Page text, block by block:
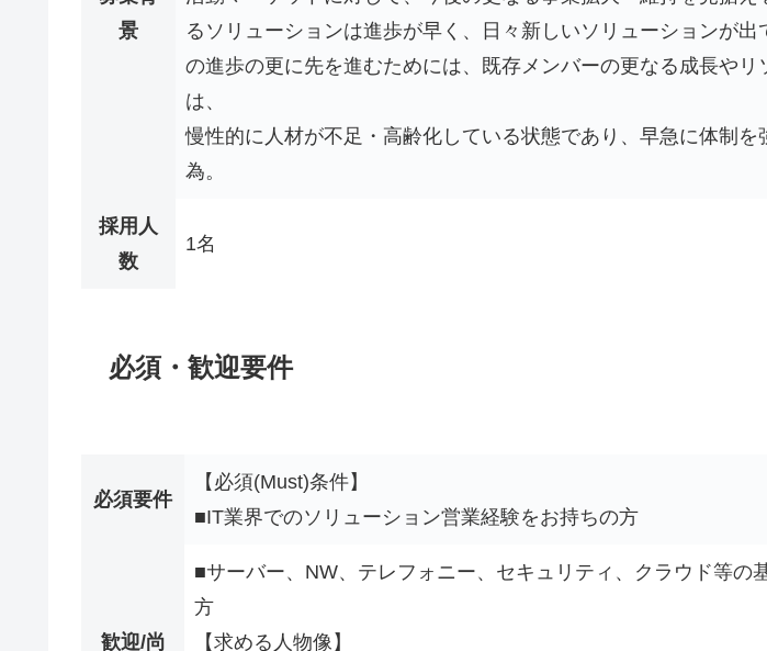
景
るソリューションは進歩が早く、日々新しいソリューションが出
の進歩の更に先を進むためには、既存メンバーの更なる成長やリ
は、
慢性的に人材が不足・高齢化している状態であり、早急に体制を
為。
採用人
数
1名
必須・歓迎要件
必須要件
【必須(Must)条件】
■IT業界でのソリューション営業経験をお持ちの方
歓迎/尚
■サーバー、NW、テレフォニー、セキュリティ、クラウド等の
方
【求める人物像】